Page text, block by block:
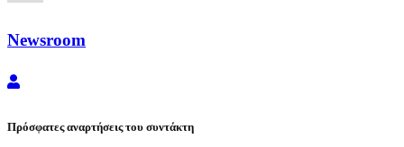
Newsroom
Newsroom
Πρόσφατες αναρτήσεις του συντάκτη